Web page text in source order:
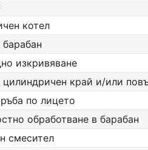
котел
барабан
изкривяване
цилиндричен край и/или
по лицето
обработване в барабан
смесител